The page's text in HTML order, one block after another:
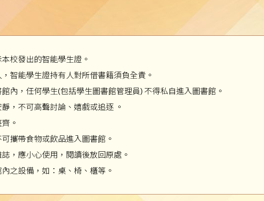
校發出的智能學生證。
智能學生證持有人對所借書籍須負全責。
內，任何學生(包括學生圖書館管理員) 不得私自進入圖書館。
，不可高聲討論、嬉戲或追逐 。
。
攜帶食物或飲品進入圖書館。
，應小心使用，閱讀後放回原處。
之設備，如：桌、椅、櫃等。